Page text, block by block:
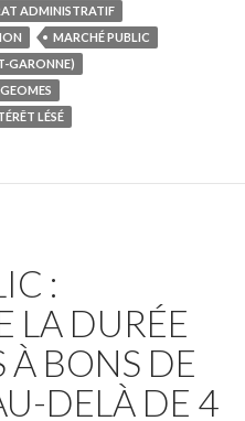
ADMINISTRATIF
MARCHÉ PUBLIC
GARONNE)
LÉSÉ
:
LA DURÉE
À BONS DE
DELÀ DE 4